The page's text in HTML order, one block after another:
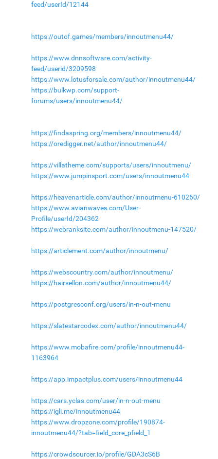
feed/userId/12144
https://outof.games/members/innoutmenu44/
https://www.dnnsoftware.com/activity-
feed/userid/3209598
https://www.lotusforsale.com/author/innoutmenu44/
https://bulkwp.com/support-
forums/users/innoutmenu44/
https://findaspring.org/members/innoutmenu44/
https://oredigger.net/author/innoutmenu44/
https://villatheme.com/supports/users/innoutmenu/
https://www.jumpinsport.com/users/innoutmenu44
https://heavenarticle.com/author/innoutmenu-610260/
https://www.avianwaves.com/User-
Profile/userId/204362
https://webranksite.com/author/innoutmenu-147520/
https://articlement.com/author/innoutmenu/
https://webscountry.com/author/innoutmenu/
https://hairsellon.com/author/innoutmenu44/
https://postgresconf.org/users/in-n-out-menu
https://slatestarcodex.com/author/innoutmenu44/
https://www.mobafire.com/profile/innoutmenu44-
1163964
https://app.impactplus.com/users/innoutmenu44
https://cars.yclas.com/user/in-n-out-menu
https://igli.me/innoutmenu44
https://www.dropzone.com/profile/190874-
innoutmenu44/?tab=field_core_pfield_1
https://crowdsourcer.io/profile/GDA3cS6B